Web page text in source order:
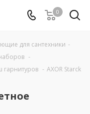
0
для сантехники -
-
гарнитуров - AXOR Starck